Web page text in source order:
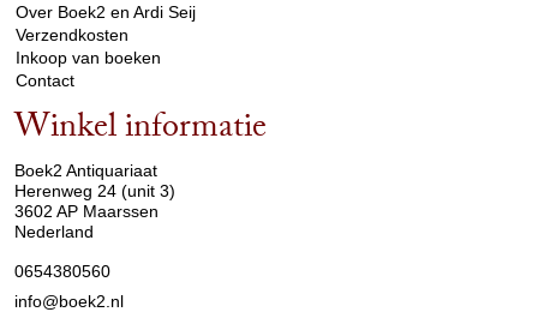
Over Boek2 en Ardi Seij
Verzendkosten
Inkoop van boeken
Contact
Winkel informatie
Boek2 Antiquariaat
Herenweg 24 (unit 3)
3602 AP Maarssen
Nederland
0654380560
info@boek2.nl